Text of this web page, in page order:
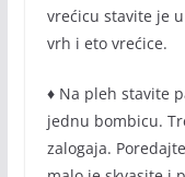
vrećicu stavite je
vrh i eto vrećice.
♦ Na pleh stavite
jednu bombicu.
zalogaja.